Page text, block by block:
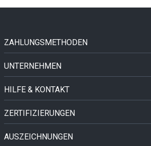
ZAHLUNGSMETHODEN
UNTERNEHMEN
HILFE & KONTAKT
ZERTIFIZIERUNGEN
AUSZEICHNUNGEN